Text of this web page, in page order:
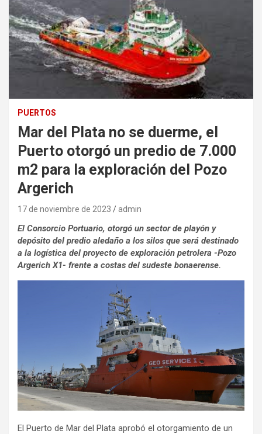
PUERTOS
Mar del Plata no se duerme, el
Puerto otorgó un predio de 7.000
m2 para la exploración del Pozo
Argerich
17 de noviembre de 2023 admin
El Consorcio Portuario, otorgó un sector de playón y
depósito del predio aledaño a los silos que será destinado
a la logística del proyecto de exploración petrolera -Pozo
Argerich X1- frente a costas del sudeste bonaerense.
El Puerto de Mar del Plata aprobó el otorgamiento de un